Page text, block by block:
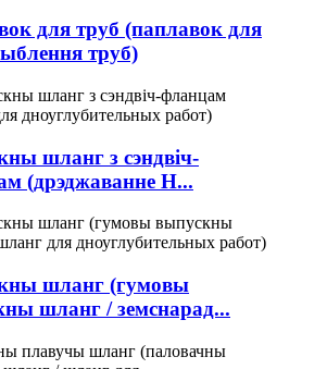
для труб (паплавок для
труб)
шланг з сэндвіч-
(дрэджаванне H...
шланг (гумовы
шланг / земснарад...